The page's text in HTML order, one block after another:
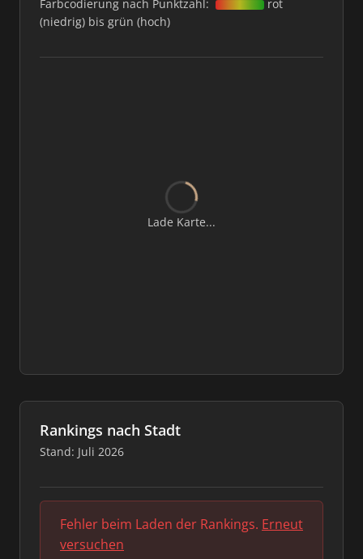
Farbcodierung nach Punktzahl:
rot
(niedrig) bis grün (hoch)
Lade Karte...
Rankings nach Stadt
Stand: Juli 2026
Fehler beim Laden der Rankings. Erneut
versuchen